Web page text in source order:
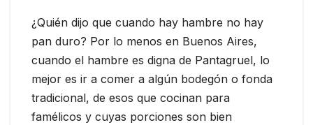
¿Quién dijo que cuando hay hambre no hay
pan duro? Por lo menos en Buenos Aires,
cuando el hambre es digna de Pantagruel, lo
mejor es ir a comer a algún bodegón o fonda
tradicional, de esos que cocinan para
famélicos y cuyas porciones son bien